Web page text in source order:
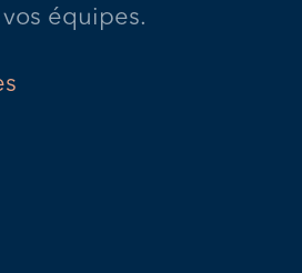
équipes.